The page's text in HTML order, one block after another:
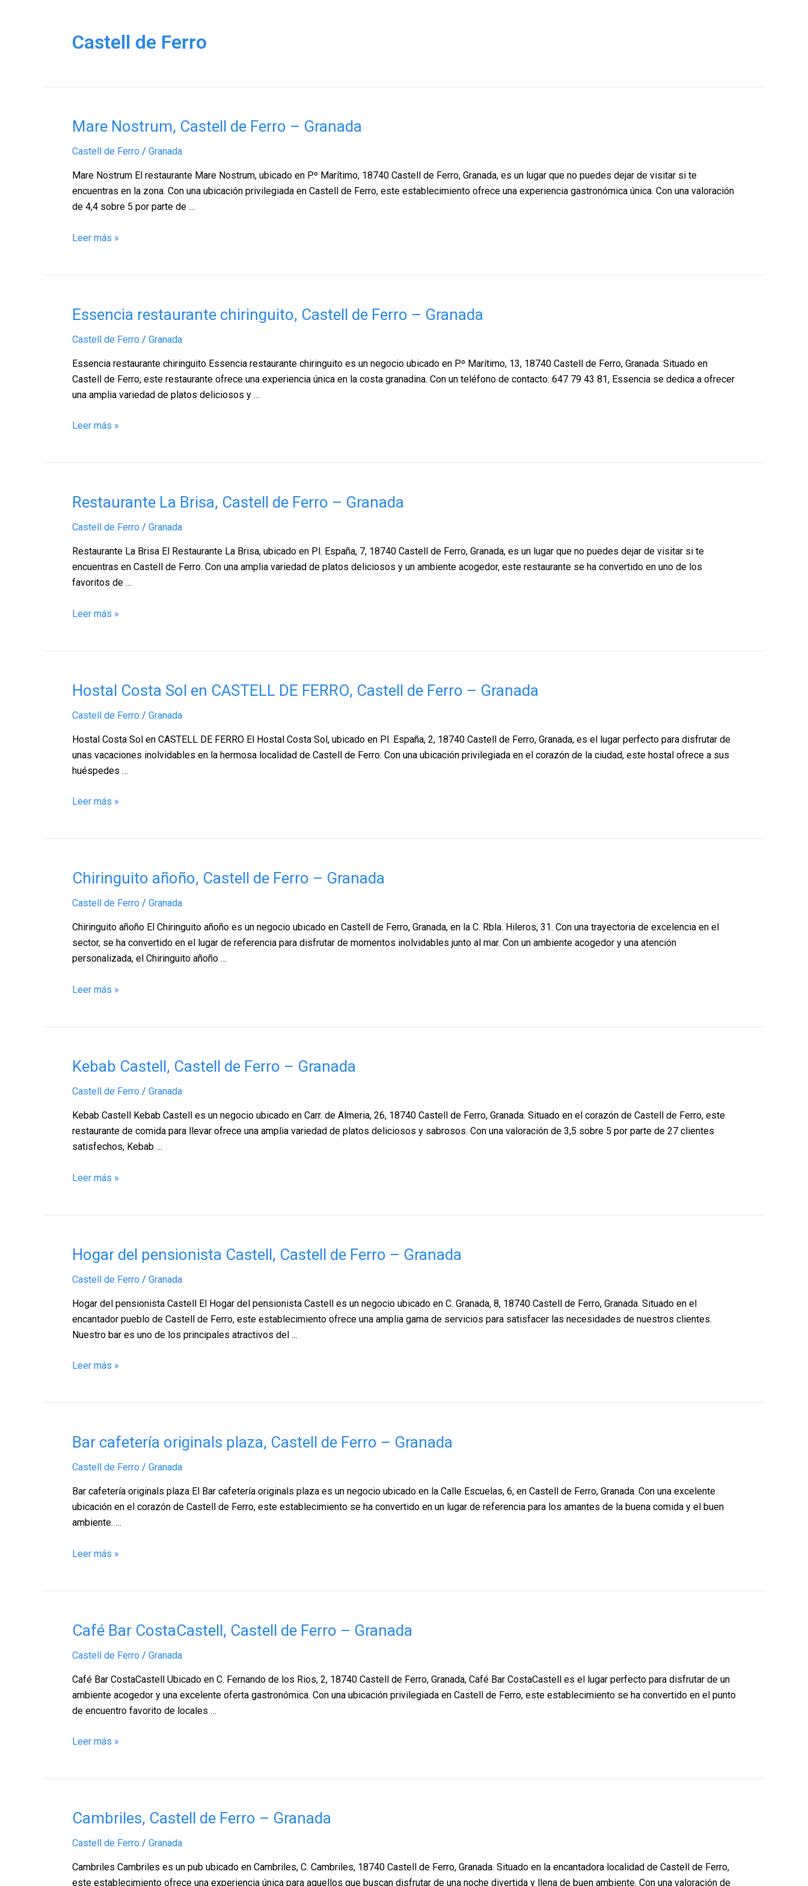
Castell de Ferro
Mare Nostrum, Castell de Ferro – Granada
Castell de Ferro / Granada
Mare Nostrum El restaurante Mare Nostrum, ubicado en P.º Marítimo, 18740 Castell de Ferro, Granada, es un lugar que no puedes dejar de visitar si te
encuentras en la zona. Con una ubicación privilegiada en Castell de Ferro, este establecimiento ofrece una experiencia gastronómica única. Con una valoración
de 4,4 sobre 5 por parte de …
Mare
Castell
de
–
Leer más »
Essencia restaurante chiringuito, Castell de Ferro – Granada
Castell de Ferro / Granada
Essencia restaurante chiringuito Essencia restaurante chiringuito es un negocio ubicado en P.º Marítimo, 13, 18740 Castell de Ferro, Granada. Situado en
Castell de Ferro, este restaurante ofrece una experiencia única en la costa granadina. Con un teléfono de contacto: 647 79 43 81, Essencia se dedica a ofrecer
una amplia variedad de platos deliciosos y …
Essencia
chiringuito,
Castell
de
Granada
Leer más »
Restaurante La Brisa, Castell de Ferro – Granada
Castell de Ferro / Granada
Restaurante La Brisa El Restaurante La Brisa, ubicado en Pl. España, 7, 18740 Castell de Ferro, Granada, es un lugar que no puedes dejar de visitar si te
encuentras en Castell de Ferro. Con una amplia variedad de platos deliciosos y un ambiente acogedor, este restaurante se ha convertido en uno de los
favoritos de …
Restaurante
Brisa,
Castell
Ferro
Granada
Leer más »
Hostal Costa Sol en CASTELL DE FERRO, Castell de Ferro – Granada
Castell de Ferro / Granada
Hostal Costa Sol en CASTELL DE FERRO El Hostal Costa Sol, ubicado en Pl. España, 2, 18740 Castell de Ferro, Granada, es el lugar perfecto para disfrutar de
unas vacaciones inolvidables en la hermosa localidad de Castell de Ferro. Con una ubicación privilegiada en el corazón de la ciudad, este hostal ofrece a sus
huéspedes …
Hostal
Sol
en
DE
Castell
Leer más »
Chiringuito añoño, Castell de Ferro – Granada
Castell de Ferro / Granada
Chiringuito añoño El Chiringuito añoño es un negocio ubicado en Castell de Ferro, Granada, en la C. Rbla. Hileros, 31. Con una trayectoria de excelencia en el
sector, se ha convertido en el lugar de referencia para disfrutar de momentos inolvidables junto al mar. Con un ambiente acogedor y una atención
personalizada, el Chiringuito añoño …
Chiringuito
Castell
de
Ferro
Leer más »
Kebab Castell, Castell de Ferro – Granada
Castell de Ferro / Granada
Kebab Castell Kebab Castell es un negocio ubicado en Carr. de Almeria, 26, 18740 Castell de Ferro, Granada. Situado en el corazón de Castell de Ferro, este
restaurante de comida para llevar ofrece una amplia variedad de platos deliciosos y sabrosos. Con una valoración de 3,5 sobre 5 por parte de 27 clientes
satisfechos, Kebab …
Kebab
Castell
de
Ferro
Leer más »
Hogar del pensionista Castell, Castell de Ferro – Granada
Castell de Ferro / Granada
Hogar del pensionista Castell El Hogar del pensionista Castell es un negocio ubicado en C. Granada, 8, 18740 Castell de Ferro, Granada. Situado en el
encantador pueblo de Castell de Ferro, este establecimiento ofrece una amplia gama de servicios para satisfacer las necesidades de nuestros clientes.
Nuestro bar es uno de los principales atractivos del …
Hogar
pensionista
Castell,
Castell
de
–Leer más »
Bar cafetería originals plaza, Castell de Ferro – Granada
Castell de Ferro / Granada
Bar cafetería originals plaza El Bar cafetería originals plaza es un negocio ubicado en la Calle Escuelas, 6, en Castell de Ferro, Granada. Con una excelente
ubicación en el corazón de Castell de Ferro, este establecimiento se ha convertido en un lugar de referencia para los amantes de la buena comida y el buen
ambiente. …
Bar
originals
plaza,
Castell
–Leer más »
Café Bar CostaCastell, Castell de Ferro – Granada
Castell de Ferro / Granada
Café Bar CostaCastell Ubicado en C. Fernando de los Rios, 2, 18740 Castell de Ferro, Granada, Café Bar CostaCastell es el lugar perfecto para disfrutar de un
ambiente acogedor y una excelente oferta gastronómica. Con una ubicación privilegiada en Castell de Ferro, este establecimiento se ha convertido en el punto
de encuentro favorito de locales …
Café
CostaCastell,
Castell
Ferro
Granada
Leer más »
Cambriles, Castell de Ferro – Granada
Castell de Ferro / Granada
Cambriles Cambriles es un pub ubicado en Cambriles, C. Cambriles, 18740 Castell de Ferro, Granada. Situado en la encantadora localidad de Castell de Ferro,
este establecimiento ofrece una experiencia única para aquellos que buscan disfrutar de una noche divertida y llena de buen ambiente. Con una valoración de
Cambriles,
de
Ferro